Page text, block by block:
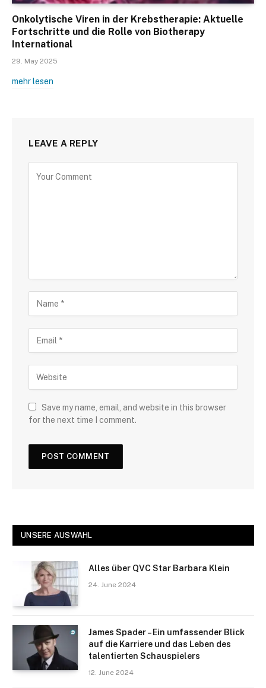
Onkolytische Viren in der Krebstherapie: Aktuelle
Fortschritte und die Rolle von Biotherapy
International
29. May 2025
mehr lesen
LEAVE A REPLY
Save my name, email, and website in this browser
for the next time I comment.
UNSERE AUSWAHL
Alles über QVC Star Barbara Klein
24. June 2024
James Spader – Ein umfassender Blick
auf die Karriere und das Leben des
talentierten Schauspielers
12. June 2024